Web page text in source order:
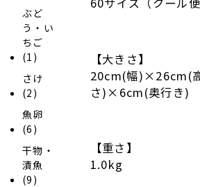
ぶど
う・い
ちご
(1)
さけ
(2)
魚卵
(6)
干物・
漬魚
(9)
【大きさ】
20cm(幅)×26cm(
さ)×6cm(奥行き)
【重さ】
1.0kg